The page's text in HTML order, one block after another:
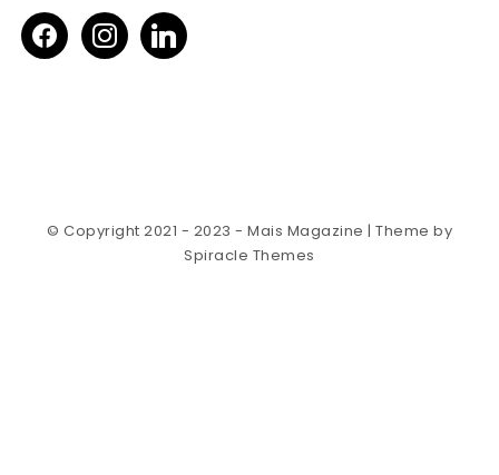
facebookinstagramlinkedin
© Copyright 2021 - 2023 - Mais Magazine | Theme by
Spiracle Themes